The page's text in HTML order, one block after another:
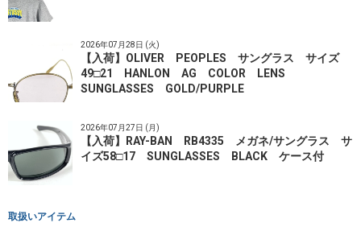
2026年07月28日 (火)
【入荷】OLIVER PEOPLES サングラス サイズ
49□21 HANLON AG COLOR LENS
SUNGLASSES GOLD/PURPLE
2026年07月27日 (月)
【入荷】RAY-BAN RB4335 メガネ/サングラス サ
イズ58□17 SUNGLASSES BLACK ケース付
取扱いアイテム